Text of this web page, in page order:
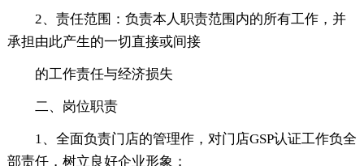
2、责任范围：负责本人职责范围内的所有工作，并
承担由此产生的一切直接或间接
的工作责任与经济损失
二、岗位职责
1、全面负责门店的管理作，对门店GSP认证工作负全
部责任，树立良好企业形象；